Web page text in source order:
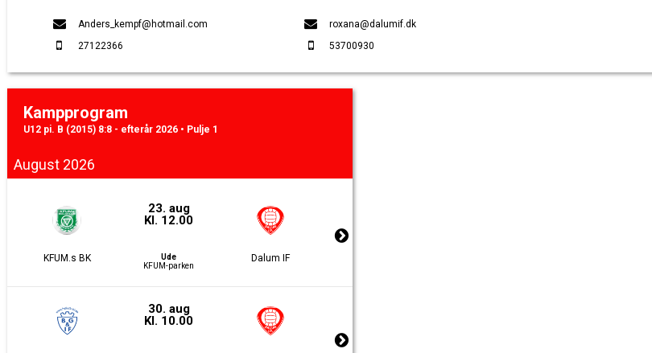
Anders_kempf@hotmail.com
27122366
roxana@dalumif.dk
53700930
Kampprogram
U12 pi. B (2015) 8:8 - efterår 2026 • Pulje 1
August 2026
KFUM.s BK
23. aug
Kl. 12.00
Ude
KFUM-parken
Dalum IF
30. aug
Kl. 10.00